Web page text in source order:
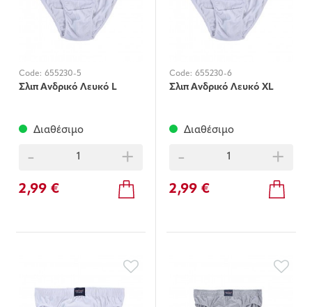
Code: 655230-5
Σλιπ Ανδρικό Λευκό L
Διαθέσιμο
- +
2,99 €
Code: 655230-6
Σλιπ Ανδρικό Λευκό XL
Διαθέσιμο
- +
2,99 €